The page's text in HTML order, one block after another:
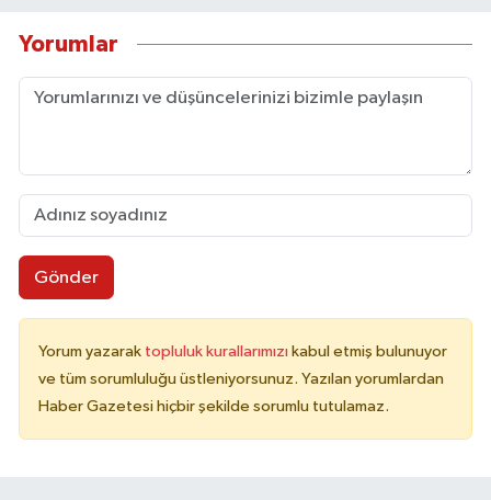
Yorumlar
Gönder
Yorum yazarak topluluk kurallarımızı kabul etmiş bulunuyor
ve tüm sorumluluğu üstleniyorsunuz. Yazılan yorumlardan
Haber Gazetesi hiçbir şekilde sorumlu tutulamaz.